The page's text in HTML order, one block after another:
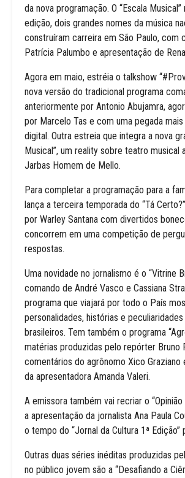
da nova programação. O “Escala Musical”
edição, dois grandes nomes da música
construíram carreira em São Paulo, com
Patrícia Palumbo e apresentação de
Agora em maio, estréia o talkshow
nova versão do tradicional programa
anteriormente por Antonio Abujamra,
por Marcelo Tas e com uma pegada
digital. Outra estreia que integra a nova
Musical”, um reality sobre teatro musical
Jarbas Homem de Mello.
Para completar a programação para a
lança a terceira temporada do “Tá
por Warley Santana com divertidos
concorrem em uma competição de
respostas.
Uma novidade no jornalismo é o “Vitrine
comando de André Vasco e Cassiana
programa que viajará por todo o País
personalidades, histórias e
brasileiros. Tem também o programa
matérias produzidas pelo repórter Bruno
comentários do agrônomo Xico Graziano
da apresentadora Amanda Valeri.
A emissora também vai recriar o “Opinião
a apresentação da jornalista Ana Paula
o tempo do “Jornal da Cultura 1ª Edição”
Outras duas séries inéditas produzidas
no público jovem são a “Desafiando a